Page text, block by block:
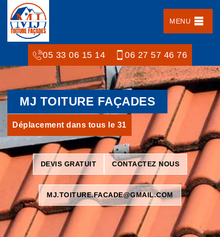
MENU
05 33 06 15 14 06 27 57 46 76
MJ TOITURE FAÇADES
Déplacement dans tous le 31
DEVIS GRATUIT CONTACTEZ NOUS
MJ.TOITURE.FACADE@GMAIL.COM